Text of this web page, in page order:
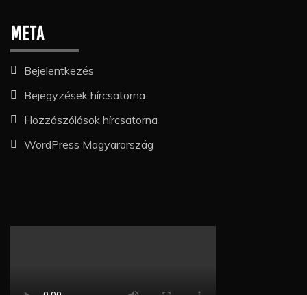
META
Bejelentkezés
Bejegyzések hírcsatorna
Hozzászólások hírcsatorna
WordPress Magyarország